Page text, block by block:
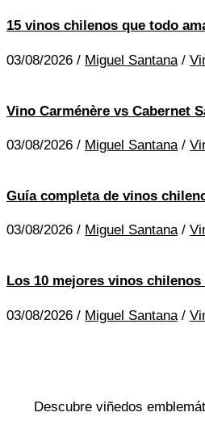
15 vinos chilenos que todo
03/08/2026 / Miguel Santana/
Vino Carménère vs Cabernet
03/08/2026 / Miguel Santana/
Guía completa de vinos
03/08/2026 / Miguel Santana/
Los 10 mejores vinos
03/08/2026 / Miguel Santana /
Descubre viñedos